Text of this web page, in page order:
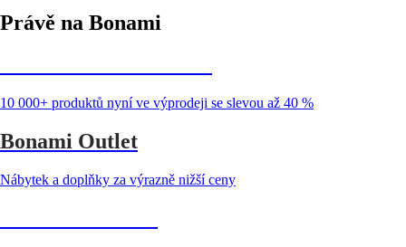
Právě na Bonami
10 000+ produktů nyní ve výprodeji se slevou až 40 %
Bonami Outlet
Nábytek a doplňky za výrazně nižší ceny